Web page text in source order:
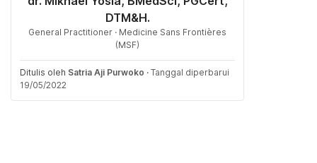
DTM&H.
General Practitioner · Medicine Sans Frontières
(MSF)
Ditulis oleh Satria Aji Purwoko · Tanggal diperbarui
19/05/2022